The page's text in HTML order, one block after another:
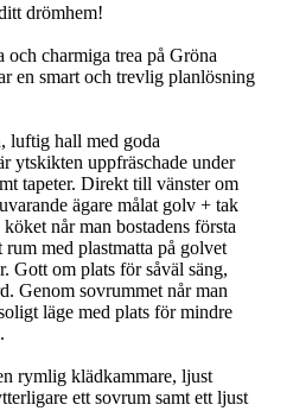
drömhem!
charmiga trea på Gröna
en smart och trevlig planlösning
luftig hall med goda
ytskikten uppfräschade under
tapeter. Direkt till vänster om
ägare målat golv + tak
når man bostadens första
med plastmatta på golvet
Gott om plats för såväl säng,
Genom sovrummet når man
läge med plats för mindre
rymlig klädkammare, ljust
ett sovrum samt ett ljust